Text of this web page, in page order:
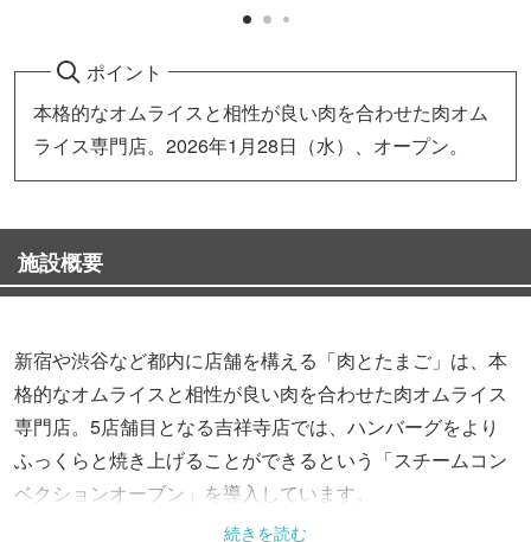
ポイント
本格的なオムライスと相性が良い肉を合わせた肉オム
ライス専門店。2026年1月28日（水）、オープン。
施設概要
新宿や渋谷など都内に店舗を構える「肉とたまご」は、本
格的なオムライスと相性が良い肉を合わせた肉オムライス
専門店。5店舗目となる吉祥寺店では、ハンバーグをより
ふっくらと焼き上げることができるという「スチームコン
ベクションオーブン」を導入しています。
続きを読む